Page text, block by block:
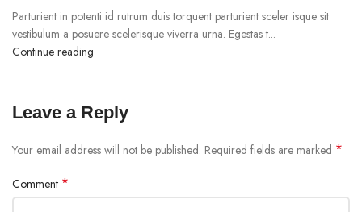
Parturient in potenti id rutrum duis torquent parturient sceler isque sit
vestibulum a posuere scelerisque viverra urna. Egestas t...
Continue reading
Leave a Reply
Your email address will not be published. Required fields are marked *
Comment *